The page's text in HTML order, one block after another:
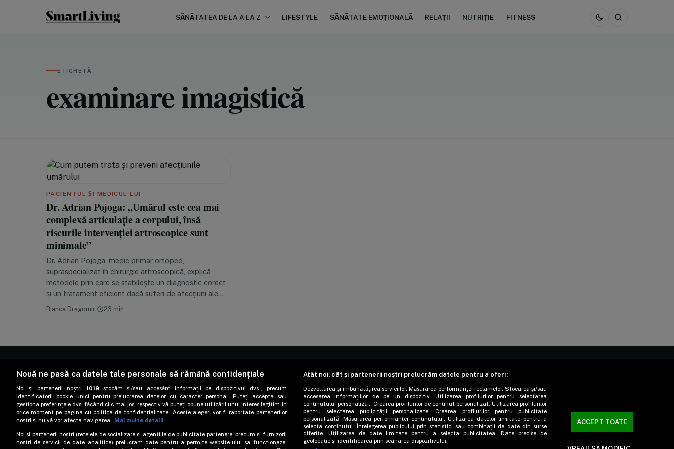
SĂNĂTATEA DE LA A LA Z LIFESTYLE SĂNĂTATE EMOȚIONALĂ RELAȚII NUTRIȚIE FITNESS
ETICHETĂ
examinare imagistică
PACIENTUL ȘI MEDICUL LUI
Dr. Adrian Pojoga: „Umărul este cea mai
complexă articulație a corpului, însă
riscurile intervenției artroscopice sunt
minimale”
Dr. Adrian Pojoga, medic primar ortoped,
supraspecializat în chirurgie artroscopică, explică
metodele prin care se stabilește un diagnostic corect
și un tratament eficient dacă suferi de afecțiuni ale…
Bianca Dragomir· 23 min
Site-ul despre well-being care te învață cum să
trăiești fericit, nu doar sănătos. Informația
Sănătatea de la A la Z
Sănătate emoțională
Nutriție
Sănătatea în focus
Pacientul și medicul lui
Viața după cancer
Echipa SmartLiving
Contact
Nouă ne pasă ca datele tale personale să rămână confidențiale
Noi și partenerii noștri 1019stocăm și/sau accesăm informații pe dispozitivul dvs., precum
identificatorii cookie unici pentru prelucrarea datelor cu caracter personal. Puteți accepta sau
gestiona preferințele dvs. făcând clic mai jos, respectiv vă puteți opune utilizării unui interes legitim în
orice moment pe pagina cu politica de confidențialitate. Aceste alegeri vor fi raportate partenerilor
noștri și nu vă vor afecta navigarea. Mai multe detalii
Noi si partenerii nostri (retelele de socializare si agentiile de publicitate partenere, precum si furnizorii
nostri de servicii de date analitice) prelucram date pentru a permite website-ului sa functioneze,
Atât noi, cât și partenerii noștri prelucrăm datele pentru a oferi:
Dezvoltarea și îmbunătățirea serviciilor. Măsurarea performanței reclamelor. Stocarea și/sau
accesarea informațiilor de pe un dispozitiv. Utilizarea profilurilor pentru selectarea
conținutului personalizat. Crearea profilurilor de conținut personalizat. Utilizarea profilurilor
pentru selectarea publicității personalizate. Crearea profilurilor pentru publicitate
personalizată. Măsurarea performanței conținutului. Utilizarea datelor limitate pentru a
selecta conținutul. Înțelegerea publicului prin statistici sau combinații de date din surse
diferite. Utilizarea de date limitate pentru a selecta publicitatea. Date precise de
geolocație și identificarea prin scanarea dispozitivului.
ACCEPT TOATE